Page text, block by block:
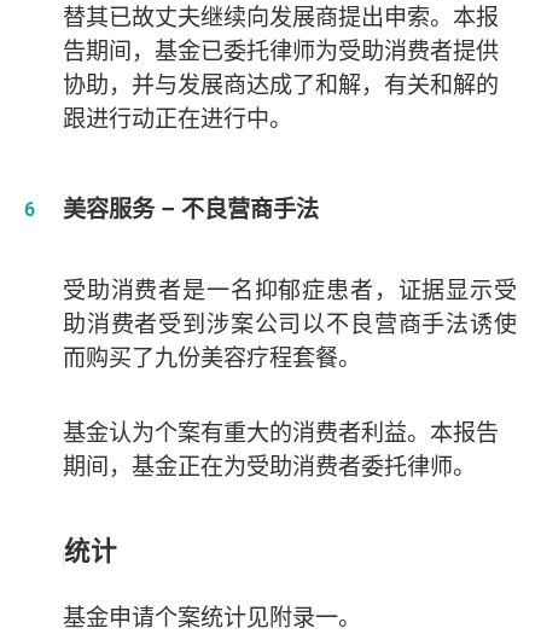
替其已故丈夫继续向发展商提出申索。本报
告期间，基金已委托律师为受助消费者提供
协助，并与发展商达成了和解，有关和解的
跟进行动正在进行中。
美容服务 – 不良营商手法
受助消费者是一名抑郁症患者，证据显示受
助消费者受到涉案公司以不良营商手法诱使
而购买了九份美容疗程套餐。
基金认为个案有重大的消费者利益。本报告
期间，基金正在为受助消费者委托律师。
统计
基金申请个案统计见附录一。